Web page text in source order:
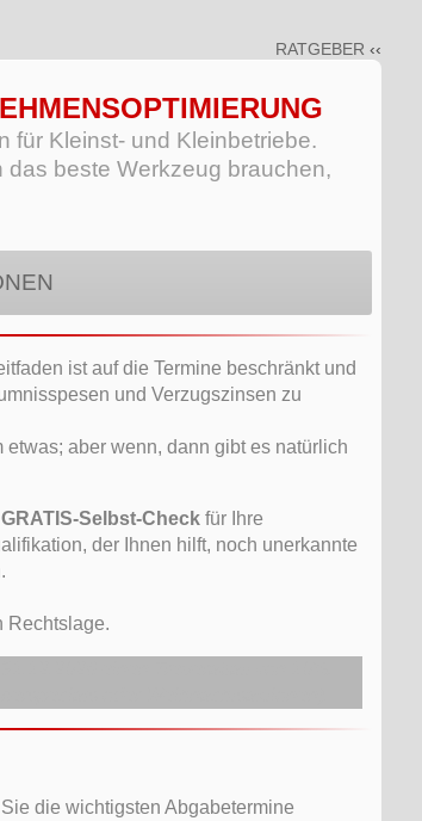
RATGEBER
für Kleinst- und Kleinbetriebe.
das beste Werkzeug brauchen,
ist auf die Termine beschränkt und
und Verzugszinsen zu
etwas; aber wenn, dann gibt es natürlich
GRATIS-Selbst-Check für Ihre
der Ihnen hilft, noch unerkannte
Rechtslage.
die wichtigsten Abgabetermine